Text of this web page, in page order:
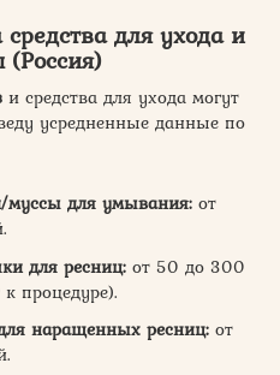
для ухода и
и средства для ухода могут
усредненные данные по
муссы для умывания: от
для ресниц: от 50 до 300
процедуре).
наращенных ресниц: от